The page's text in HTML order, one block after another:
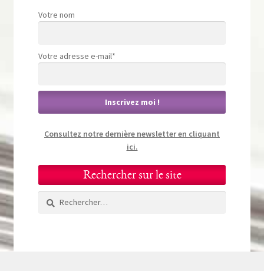
Votre nom
Votre adresse e-mail*
Consultez notre dernière newsletter en cliquant
ici.
Rechercher sur le site